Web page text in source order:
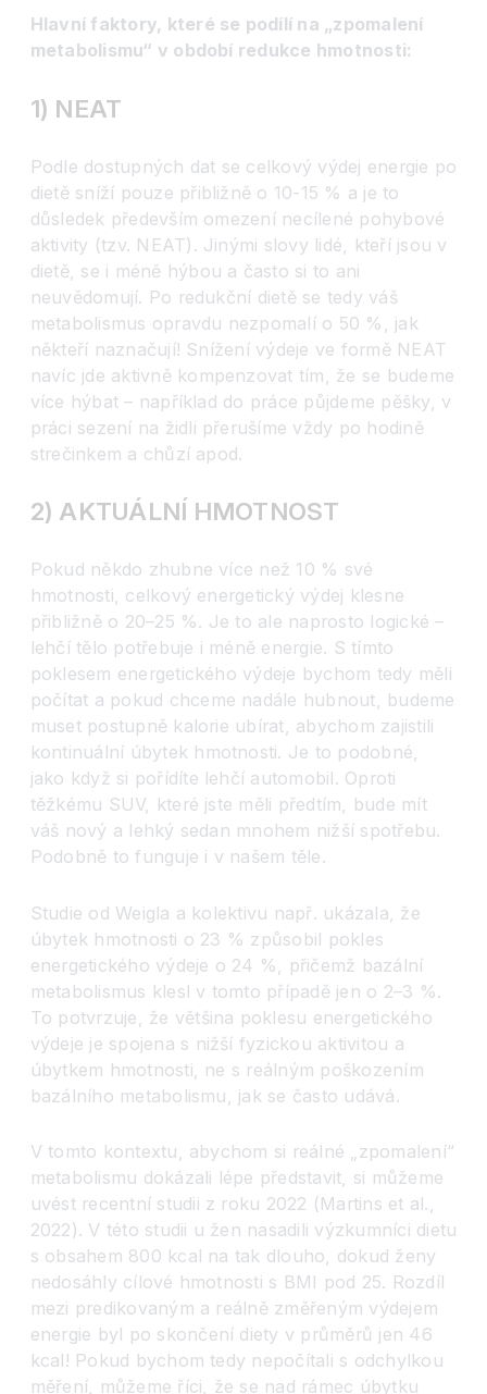
Hlavní faktory, které se podílí na „zpomalení
metabolismu“ v období redukce hmotnosti:
1) NEAT
Podle dostupných dat se celkový výdej energie po
dietě sníží pouze přibližně o 10-15 % a je to
důsledek především omezení necílené pohybové
aktivity (tzv. NEAT). Jinými slovy lidé, kteří jsou v
dietě, se i méně hýbou a často si to ani
neuvědomují. Po redukční dietě se tedy váš
metabolismus opravdu nezpomalí o 50 %, jak
někteří naznačují! Snížení výdeje ve formě NEAT
navíc jde aktivně kompenzovat tím, že se budeme
více hýbat – například do práce půjdeme pěšky, v
práci sezení na židli přerušíme vždy po hodině
strečinkem a chůzí apod.
2) AKTUÁLNÍ HMOTNOST
Pokud někdo zhubne více než 10 % své
hmotnosti, celkový energetický výdej klesne
přibližně o 20–25 %. Je to ale naprosto logické –
lehčí tělo potřebuje i méně energie. S tímto
poklesem energetického výdeje bychom tedy měli
počítat a pokud chceme nadále hubnout, budeme
muset postupně kalorie ubírat, abychom zajistili
kontinuální úbytek hmotnosti. Je to podobné,
jako když si pořídíte lehčí automobil. Oproti
těžkému SUV, které jste měli předtím, bude mít
váš nový a lehký sedan mnohem nižší spotřebu.
Podobně to funguje i v našem těle.
Studie od Weigla a kolektivu např. ukázala, že
úbytek hmotnosti o 23 % způsobil pokles
energetického výdeje o 24 %, přičemž bazální
metabolismus klesl v tomto případě jen o 2–3 %.
To potvrzuje, že většina poklesu energetického
výdeje je spojena s nižší fyzickou aktivitou a
úbytkem hmotnosti, ne s reálným poškozením
bazálního metabolismu, jak se často udává.
V tomto kontextu, abychom si reálné „zpomalení“
metabolismu dokázali lépe představit, si můžeme
uvést recentní studii z roku 2022 (Martins et al.,
2022). V této studii u žen nasadili výzkumníci dietu
s obsahem 800 kcal na tak dlouho, dokud ženy
nedosáhly cílové hmotnosti s BMI pod 25. Rozdíl
mezi predikovaným a reálně změřeným výdejem
energie byl po skončení diety v průměrů jen 46
kcal! Pokud bychom tedy nepočítali s odchylkou
měření, můžeme říci, že se nad rámec úbytku